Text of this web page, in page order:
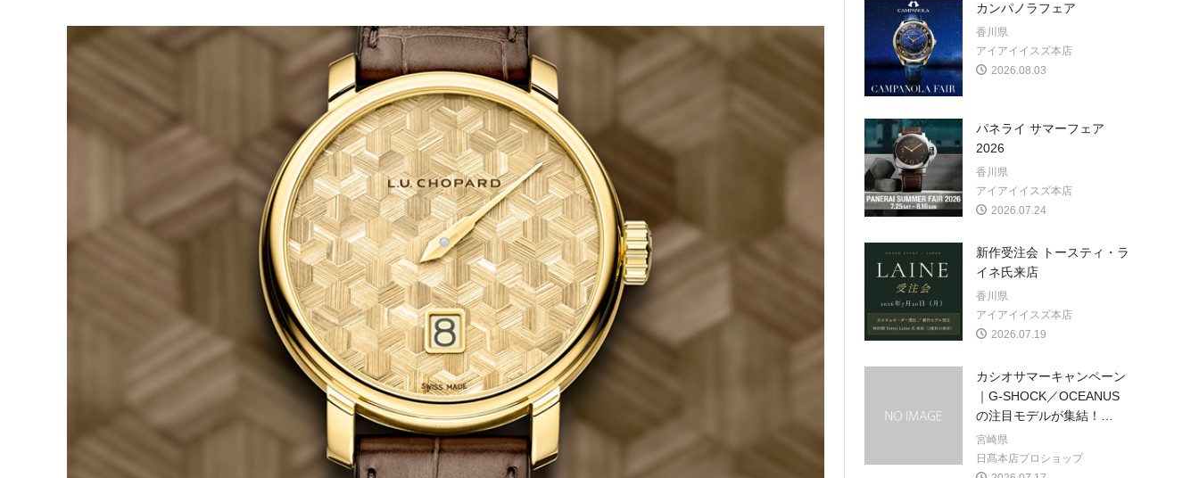
カンパノラフェア
香川県
アイアイイスズ本店
2026.08.03
パネライ サマーフェア
2026
香川県
アイアイイスズ本店
2026.07.24
新作受注会 トースティ・ラ
イネ氏来店
香川県
アイアイイスズ本店
2026.07.19
カシオサマーキャンペーン
｜G-SHOCK／OCEANUS
の注目モデルが集結！ …
宮崎県
日髙本店プロショップ